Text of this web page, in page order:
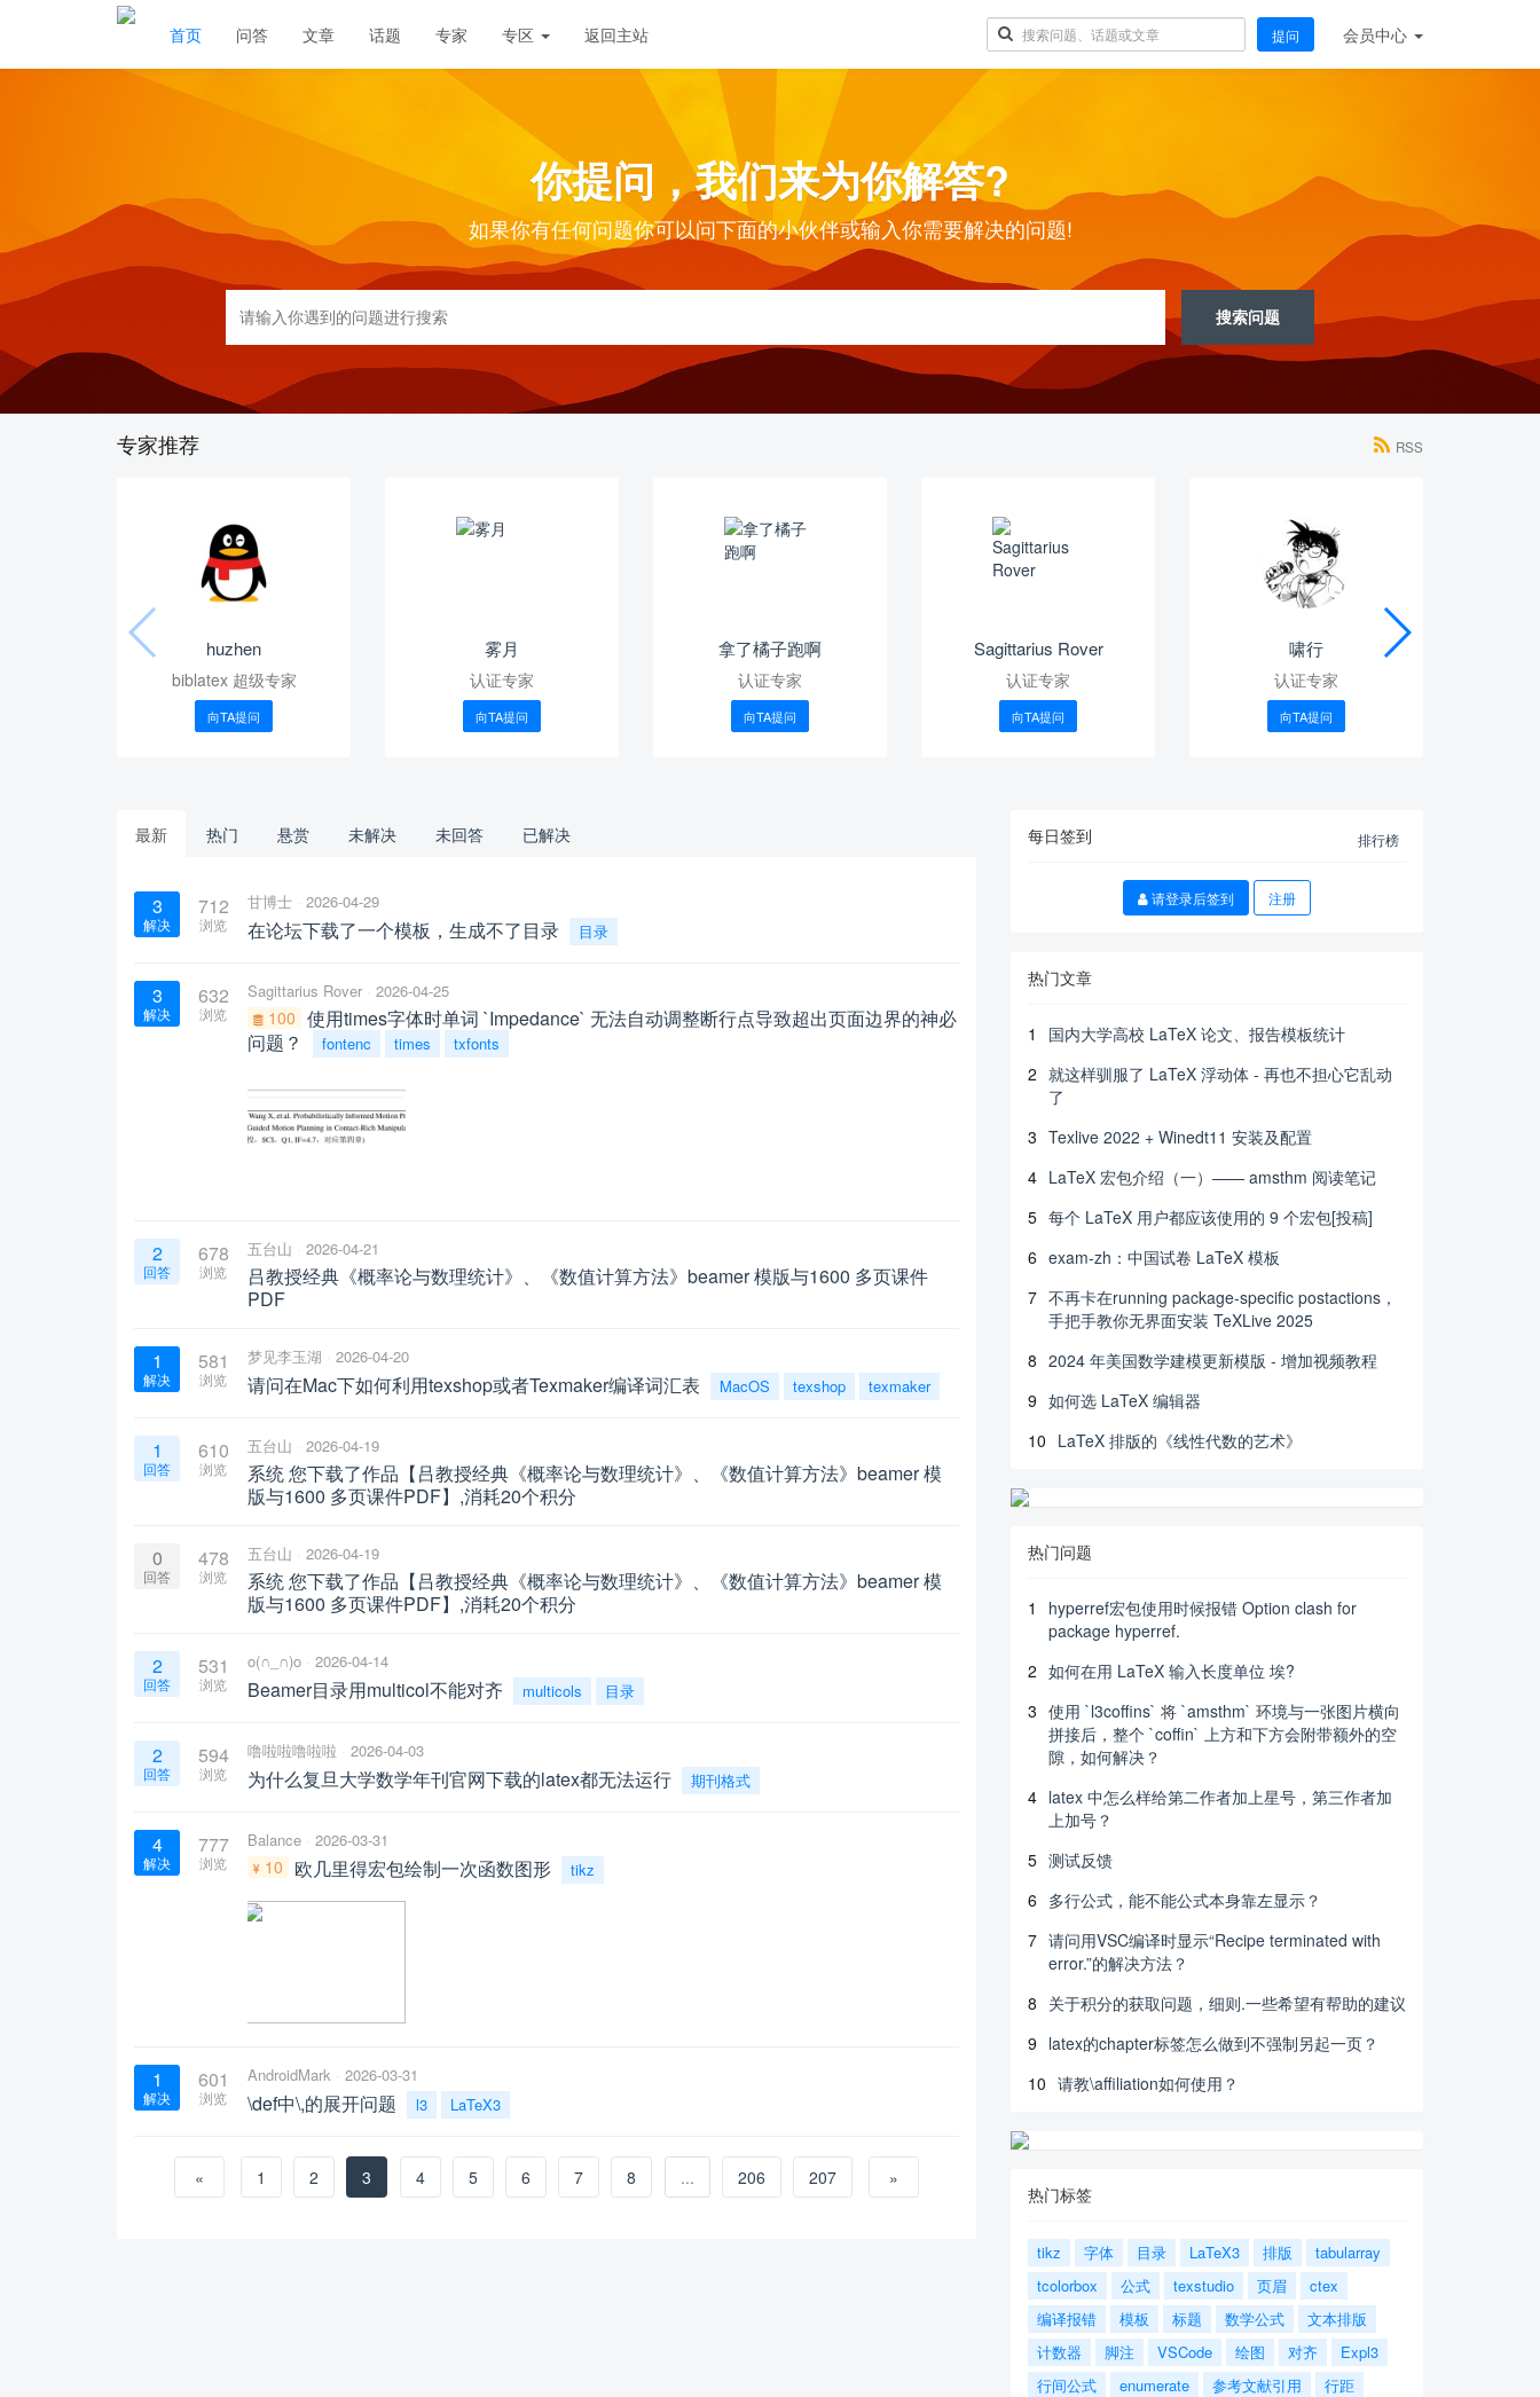
首页 问答 文章 话题 专家 专区 返回主站 提问 会员中心
你提问，我们来为你解答?
如果你有任何问题你可以问下面的小伙伴或输入你需要解决的问题!
搜索问题
专家推荐 RSS
huzhen
biblatex 超级专家
向TA提问
雾月
认证专家
向TA提问
拿了橘子跑啊
认证专家
向TA提问
Sagittarius Rover
认证专家
向TA提问
啸行
认证专家
向TA提问
最新 热门 悬赏 未解决 未回答 已解决
3
解决
712
浏览
甘博士 2026-04-29
在论坛下载了一个模板，生成不了目录 目录
3
解决
632
浏览
Sagittarius Rover 2026-04-25
100 使用times字体时单词 `Impedance` 无法自动调整断行点导致超出页面边界的神必
问题？
fontenc times txfonts
2
回答
678
浏览
五台山 2026-04-21
吕教授经典《概率论与数理统计》、《数值计算方法》beamer 模版与1600 多页课件
PDF
1
解决
581
浏览
梦见李玉湖 2026-04-20
请问在Mac下如何利用texshop或者Texmaker编译词汇表 MacOS texshop texmaker
1
回答
610
浏览
五台山 2026-04-19
系统 您下载了作品【吕教授经典《概率论与数理统计》、《数值计算方法》beamer 模
版与1600 多页课件PDF】,消耗20个积分
0
回答
478
浏览
五台山 2026-04-19
系统 您下载了作品【吕教授经典《概率论与数理统计》、《数值计算方法》beamer 模
版与1600 多页课件PDF】,消耗20个积分
2
回答
531
浏览
o(∩_∩)o 2026-04-14
Beamer目录用multicol不能对齐 multicols 目录
2
回答
594
浏览
噜啦啦噜啦啦 2026-04-03
为什么复旦大学数学年刊官网下载的latex都无法运行 期刊格式
4
解决
777
浏览
Balance 2026-03-31
10 欧几里得宏包绘制一次函数图形 tikz
1
解决
601
浏览
AndroidMark 2026-03-31
\def中\,的展开问题 l3 LaTeX3
« 1 2 3 4 5 6 7 8 ... 206 207 »
每日签到 排行榜
请登录后签到 注册
热门文章
1
国内大学高校 LaTeX 论文、报告模板统计
2 就这样驯服了 LaTeX 浮动体 - 再也不担心它乱动
了
3 Texlive 2022 + Winedt11 安装及配置
4 LaTeX 宏包介绍（一）—— amsthm 阅读笔记
5 每个 LaTeX 用户都应该使用的 9 个宏包[投稿]
6 exam-zh：中国试卷 LaTeX 模板
7 不再卡在running package-specific postactions，
手把手教你无界面安装 TeXLive 2025
8 2024 年美国数学建模更新模版 - 增加视频教程
9 如何选 LaTeX 编辑器
10 LaTeX 排版的《线性代数的艺术》
热门问题
1
hyperref宏包使用时候报错 Option clash for
package hyperref.
2 如何在用 LaTeX 输入长度单位 埃?
3 使用 `l3coffins` 将 `amsthm` 环境与一张图片横向
拼接后，整个 `coffin` 上方和下方会附带额外的空
隙，如何解决？
4 latex 中怎么样给第二作者加上星号，第三作者加
上加号？
5 测试反馈
6 多行公式，能不能公式本身靠左显示？
7 请问用VSC编译时显示“Recipe terminated with
error.”的解决方法？
8 关于积分的获取问题，细则.一些希望有帮助的建议
9 latex的chapter标签怎么做到不强制另起一页？
10 请教\affiliation如何使用？
热门标签
tikz 字体 目录 LaTeX3 排版
tabularray
tcolorbox
公式 texstudio 页眉
ctex
编译报错
模板 标题 数学公式
文本排版
计数器
脚注 VSCode 绘图 对齐
Expl3
行间公式
enumerate 参考文献引用
行距